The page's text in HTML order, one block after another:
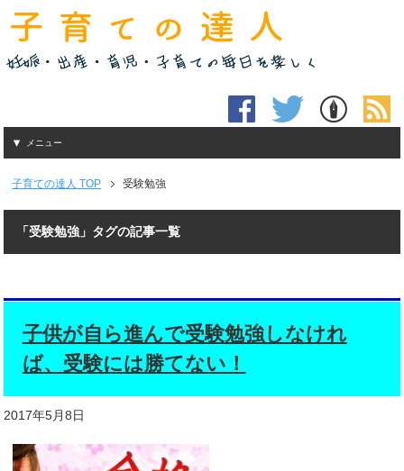
メニュー
子育ての達人 TOP 受験勉強
「受験勉強」タグの記事一覧
子供が自ら進んで受験勉強しなけれ
ば、受験には勝てない！
2017年5月8日